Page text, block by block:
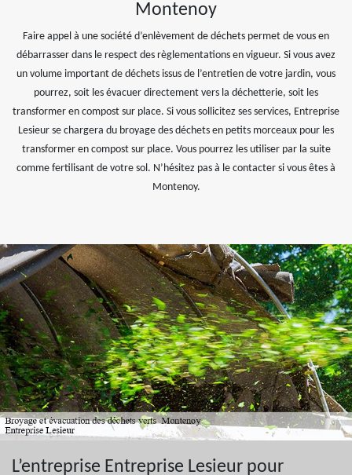
Montenoy
Faire appel à une société d’enlèvement de déchets permet de vous en
débarrasser dans le respect des règlementations en vigueur. Si vous avez
un volume important de déchets issus de l’entretien de votre jardin, vous
pourrez, soit les évacuer directement vers la déchetterie, soit les
transformer en compost sur place. Si vous sollicitez ses services, Entreprise
Lesieur se chargera du broyage des déchets en petits morceaux pour les
transformer en compost sur place. Vous pourrez les utiliser par la suite
comme fertilisant de votre sol. N’hésitez pas à le contacter si vous êtes à
Montenoy.
L’entreprise Entreprise Lesieur pour